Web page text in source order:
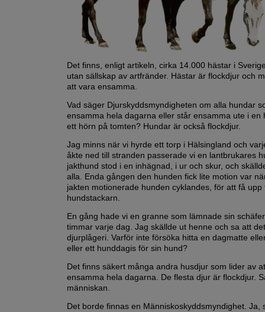
Det finns, enligt artikeln, cirka 14.000 hästar i
utan sällskap av artfränder. Hästar är flockdjur och
att vara ensamma.
Vad säger Djurskyddsmyndigheten om alla hundar
ensamma hela dagarna eller står ensamma ute i en
ett hörn på tomten? Hundar är också flockdjur.
Jag minns när vi hyrde ett torp i Hälsingland och
åkte ned till stranden passerade vi en lantbrukares
jakthund stod i en inhägnad, i ur och skur, och
alla. Enda gången den hunden fick lite motion var
jakten motionerade hunden cyklandes, för att få upp
hundstackarn.
En gång hade vi en granne som lämnade sin
timmar varje dag. Jag skällde ut henne och sa att
djurplågeri. Varför inte försöka hitta en dagmatte
eller ett hunddagis för sin hund?
Det finns säkert många andra husdjur som lider av
ensamma hela dagarna. De flesta djur är flockdjur.
människan.
Det borde finnas en Människoskyddsmyndighet. Ja,